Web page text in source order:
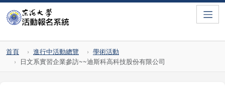
首頁 進行中活動總覽
學術活動
日文系實習企業參訪~~迪斯科高科技股份有限公司